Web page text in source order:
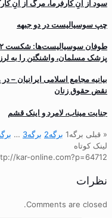
سود از آنِ کارفرما، مرگ از آنِ
چپ سوسیالیست در دو جبهه
پزشک مسلمان، واشنگتن را به
بیانیه مجامع اسلامی ایرانیان
نقض حقوق زنان
جنایت میناب، لامرد و اینک قشم
« قبلی برگه1 برگه2 برگه3
…
لینک کوتاه
kar-online.com?p=64712
نظرات
Comments are closed.